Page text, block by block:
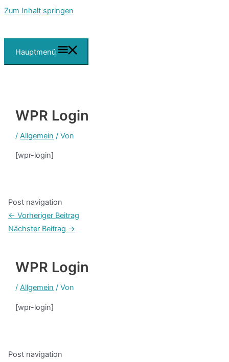
Zum Inhalt springen
Hauptmenü
WPR Login
/Allgemein / Von
[wpr-login]
Post navigation
← Vorheriger Beitrag
Nächster Beitrag →
WPR Login
/Allgemein / Von
[wpr-login]
Post navigation